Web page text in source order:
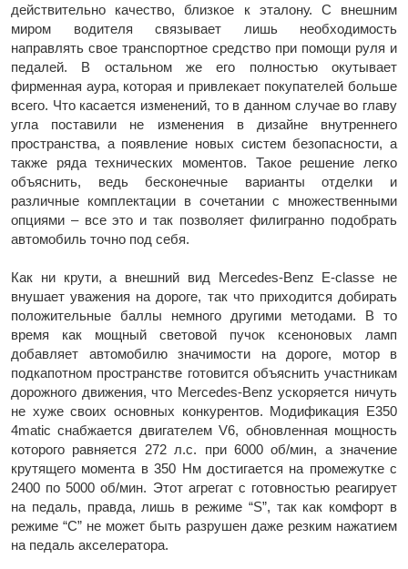
действительно качество, близкое к эталону. C внешним
миром водителя связывает лишь необходимость
направлять свое транспортное средство при помощи руля и
педалей. В остальном же его полностью окутывает
фирменная аура, которая и привлекает покупателей больше
всего. Что касается изменений, то в данном случае во главу
угла поставили не изменения в дизайне внутреннего
пространства, а появление новых систем безопасности, а
также ряда технических моментов. Такое решение легко
объяснить, ведь бесконечные варианты отделки и
различные комплектации в сочетании с множественными
опциями – все это и так позволяет филигранно подобрать
автомобиль точно под себя.
Как ни крути, а внешний вид Mercedes-Benz E-classe не
внушает уважения на дороге, так что приходится добирать
положительные баллы немного другими методами. В то
время как мощный световой пучок ксеноновых ламп
добавляет автомобилю значимости на дороге, мотор в
подкапотном пространстве готовится объяснить участникам
дорожного движения, что Mercedes-Benz ускоряется ничуть
не хуже своих основных конкурентов. Модификация E350
4matic снабжается двигателем V6, обновленная мощность
которого равняется 272 л.с. при 6000 об/мин, а значение
крутящего момента в 350 Нм достигается на промежутке с
2400 по 5000 об/мин. Этот агрегат с готовностью реагирует
на педаль, правда, лишь в режиме “S”, так как комфорт в
режиме “C” не может быть разрушен даже резким нажатием
на педаль акселератора.